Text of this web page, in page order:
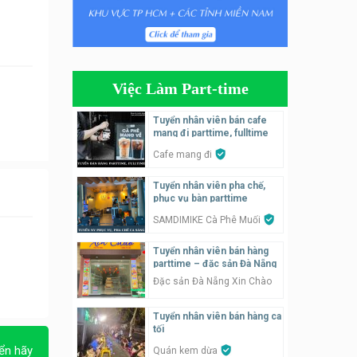
hãy
Tuyển nhân viên phụ quán ăn
– hỗ trợ ăn ở
parttime
GÀ GÔ FASTFOOD
parttime
Tuyển nhân viên pha chế
tiệm trà sữa
TRÀ SỮA THÁI LAN
Tuyển nhân viên tư vấn bán
hàng tiệm bánh ngọt
Tiệm bánh ngọt
Việc Làm Part-time
Tuyển nhân viên bán cafe
mang đi parttime, fulltime
Cafe mang đi
Tuyển nhân viên pha chế,
phục vụ bàn parttime
SAMDIMIKE Cà Phê Muối
Tuyển nhân viên bán hàng
parttime – đặc sản Đà Nẵng
Đặc sản Đà Nẵng Xin Chào
Tuyển nhân viên bán hàng ca
tối
Quán kem dừa